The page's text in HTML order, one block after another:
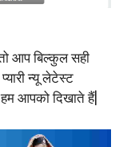
आप बिल्कुल सही
न्यू लेटेस्ट
आपको दिखाते हैं|